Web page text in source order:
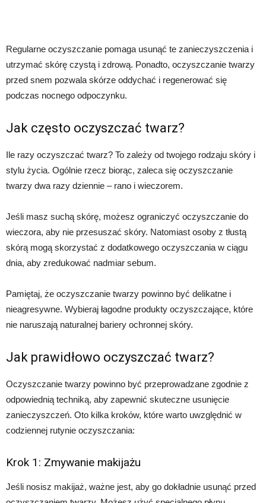
Regularne oczyszczanie pomaga usunąć te zanieczyszczenia i
utrzymać skórę czystą i zdrową. Ponadto, oczyszczanie twarzy
przed snem pozwala skórze oddychać i regenerować się
podczas nocnego odpoczynku.
Jak często oczyszczać twarz?
Ile razy oczyszczać twarz? To zależy od twojego rodzaju skóry i
stylu życia. Ogólnie rzecz biorąc, zaleca się oczyszczanie
twarzy dwa razy dziennie – rano i wieczorem.
Jeśli masz suchą skórę, możesz ograniczyć oczyszczanie do
wieczora, aby nie przesuszać skóry. Natomiast osoby z tłustą
skórą mogą skorzystać z dodatkowego oczyszczania w ciągu
dnia, aby zredukować nadmiar sebum.
Pamiętaj, że oczyszczanie twarzy powinno być delikatne i
nieagresywne. Wybieraj łagodne produkty oczyszczające, które
nie naruszają naturalnej bariery ochronnej skóry.
Jak prawidłowo oczyszczać twarz?
Oczyszczanie twarzy powinno być przeprowadzane zgodnie z
odpowiednią techniką, aby zapewnić skuteczne usunięcie
zanieczyszczeń. Oto kilka kroków, które warto uwzględnić w
codziennej rutynie oczyszczania:
Krok 1: Zmywanie makijażu
Jeśli nosisz makijaż, ważne jest, aby go dokładnie usunąć przed